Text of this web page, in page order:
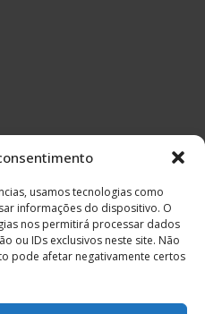
usamos tecnologias como
informações do dispositivo. O
nos permitirá processar dados
ou IDs exclusivos neste site. Não
pode afetar negativamente certos